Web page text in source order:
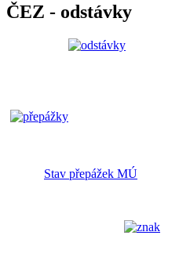
ČEZ - odstávky
Stav přepážek MÚ